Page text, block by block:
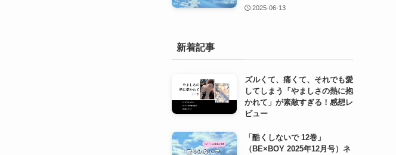
2025-06-13
新着記事
ズルくて、痛くて、それでも愛
してしまう「やましさの熱に抱
かれて」が素敵すぎる！感想レ
ビュー
「酷くしないで 12巻」
（BE×BOY 2025年12月号）ネ